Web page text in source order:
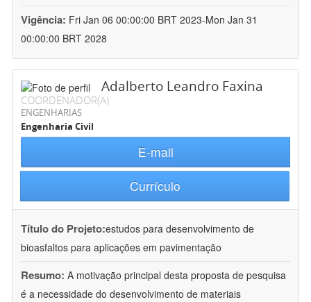
Vigência: Fri Jan 06 00:00:00 BRT 2023-Mon Jan 31
00:00:00 BRT 2028
Adalberto Leandro Faxina
COORDENADOR(A)
ENGENHARIAS
Engenharia Civil
E-mail
Currículo
Título do Projeto:estudos para desenvolvimento de
bioasfaltos para aplicações em pavimentação
Resumo: A motivação principal desta proposta de pesquisa
é a necessidade do desenvolvimento de materiais